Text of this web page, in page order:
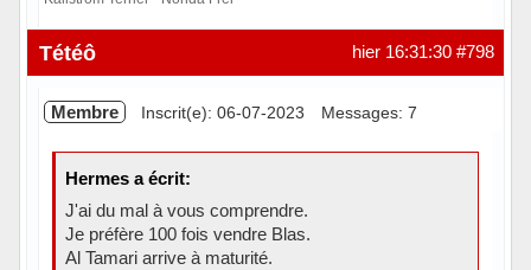
Hors ligne #798
hier 16:31:30
Tétéô
Membre Inscrit(e): 06-07-2023 Messages: 7
Hermes a écrit:
J'ai du mal à vous comprendre.
Je préfère 100 fois vendre Blas.
Al Tamari arrive à maturité.